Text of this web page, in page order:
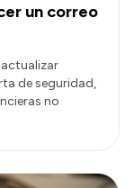
un correo
de seguridad,
no